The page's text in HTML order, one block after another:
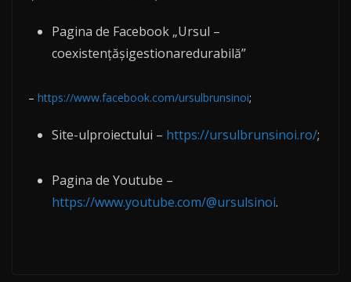
Pagina de Facebook „Ursul –
coexistențășigestionaredurabilă”
– https://www.facebook.com/ursulbrunsinoi;
Site-ulproiectului – https://ursulbrunsinoi.ro/;
Pagina de Youtube –
https://www.youtube.com/@ursulsinoi.